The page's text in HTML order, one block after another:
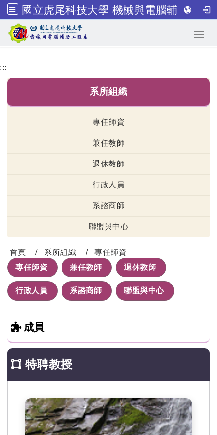
國立虎尾科技大學 機械與電腦輔助工程系
跳到主要內容
:::
系所組織
專任師資
兼任教師
退休教師
行政人員
系諮商師
聯盟與中心
首頁 系所組織
專任師資
專任師資
兼任教師 退休教師
行政人員 系諮商師 聯盟與中心
成員
特聘教授